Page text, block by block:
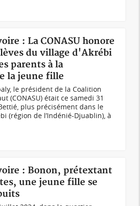
: La CONASU honore
du village d'Akrébi
parents à la
la jeune fille
le président de la Coalition
(CONASU) était ce samedi 31
plus précisément dans le
(région de l’Indénié-Djuablin), à
: Bonon, prétextant
une jeune fille se